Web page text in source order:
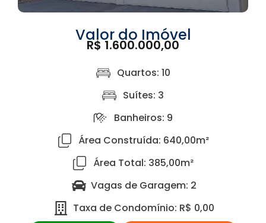
Valor do Imóvel
R$ 1.600.000,00
Quartos: 10
Suítes: 3
Banheiros: 9
Área Construída: 640,00m²
Área Total: 385,00m²
Vagas de Garagem: 2
Taxa de Condomínio: R$ 0,00